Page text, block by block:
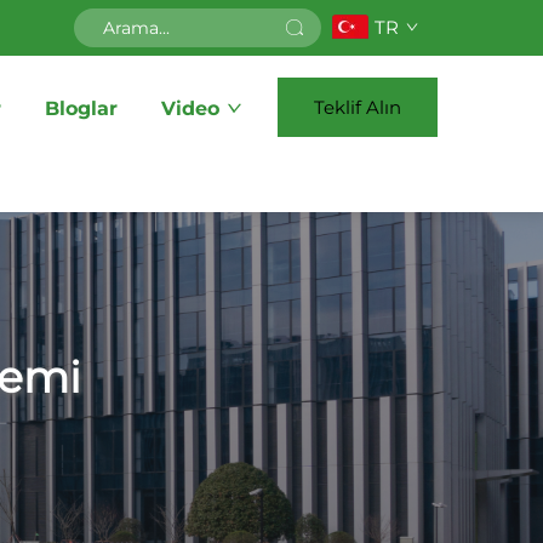
TR
Bloglar Video Teklif Alın